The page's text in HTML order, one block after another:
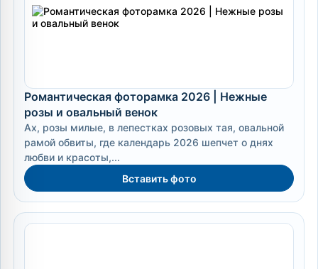
Романтическая фоторамка 2026 | Нежные
розы и овальный венок
Ах, розы милые, в лепестках розовых тая, овальной
рамой обвиты, где календарь 2026 шепчет о днях
любви и красоты,...
Вставить фото